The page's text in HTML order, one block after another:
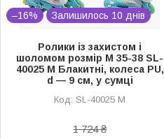
–16% Залишилось 10 днів
Ролики із захистом і
шоломом розмір М 35-38 SL-
40025 M Блакитні, колеса PU,
d — 9 см, у сумці
SL-40025 M
1 724 ₴